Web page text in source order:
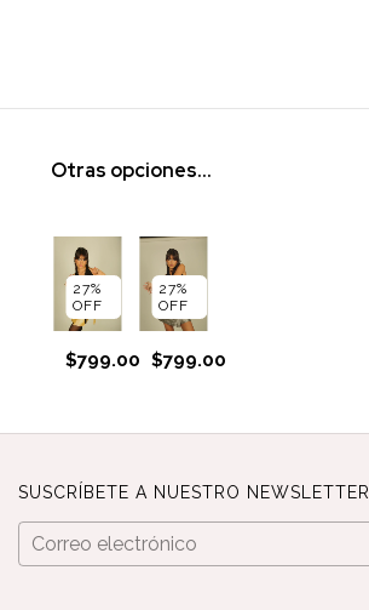
Otras opciones...
27%
OFF
$799.00
27%
OFF
$799.00
SUSCRÍBETE A NUESTRO NEWSLETTER